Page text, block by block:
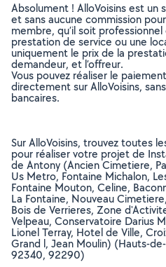
Absolument ! AlloVoisins est
et sans aucune commission
membre, qu’il soit
prestation de service ou une
uniquement le prix de la
demandeur, et l’offreur.
Vous pouvez réaliser le
directement sur AlloVoisins,
bancaires.
Sur AlloVoisins, trouvez toutes
pour réaliser votre projet de
de Antony (Ancien Cimetiere,
Us Metro, Fontaine Michalon,
Fontaine Mouton, Celine,
La Fontaine, Nouveau
Bois de Verrieres, Zone
Velpeau, Conservatoire Darius
Lionel Terray, Hotel de Ville,
Grand l, Jean Moulin) (Hauts-
92340, 92290)